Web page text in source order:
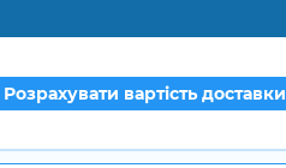
Розрахувати вартість доставки